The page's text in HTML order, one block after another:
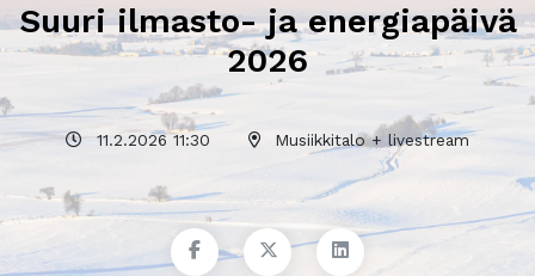
Suuri ilmasto- ja energiapäivä
2026
11.2.2026 11:30 Musiikkitalo + livestream